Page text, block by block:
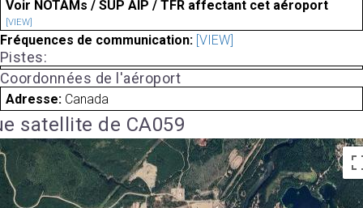
Voir NOTAMs / SUP AIP / TFR affectant cet aéroport
[VIEW]
Fréquences de communication: [VIEW]
Pistes:
Coordonnées de l'aéroport
Adresse: Canada
satellite de CA059